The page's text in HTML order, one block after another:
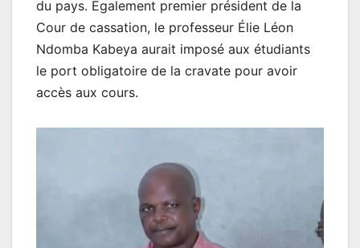
du pays. Également premier président de la
Cour de cassation, le professeur Élie Léon
Ndomba Kabeya aurait imposé aux étudiants
le port obligatoire de la cravate pour avoir
accès aux cours.